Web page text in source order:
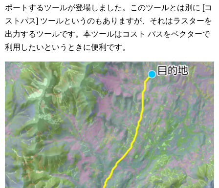
ポートするツールが登場しました。このツールとは別に [コ
ストパス] ツールというのもありますが、それはラスターを
出力するツールです。本ツールはコスト パスをベクターで
利用したいというときに便利です。